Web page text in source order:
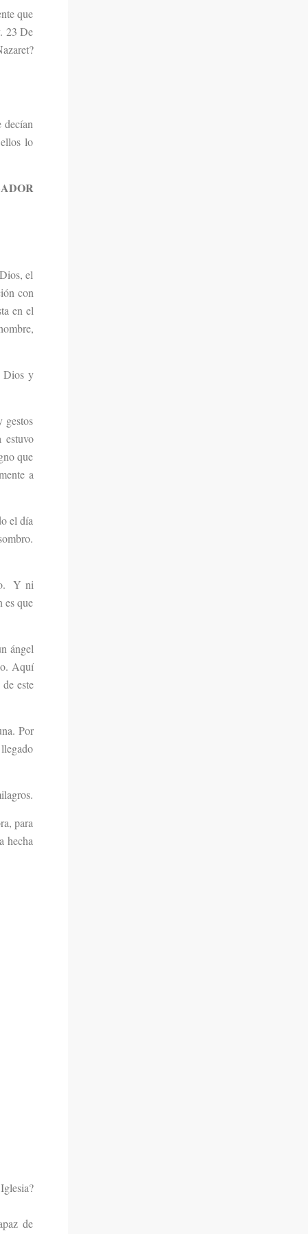
que
23 De
lo
el
con
en el
Dios y
gestos
estuvo
que
a
el día
Y ni
es que
ángel
Aquí
este
Por
para
hecha
de